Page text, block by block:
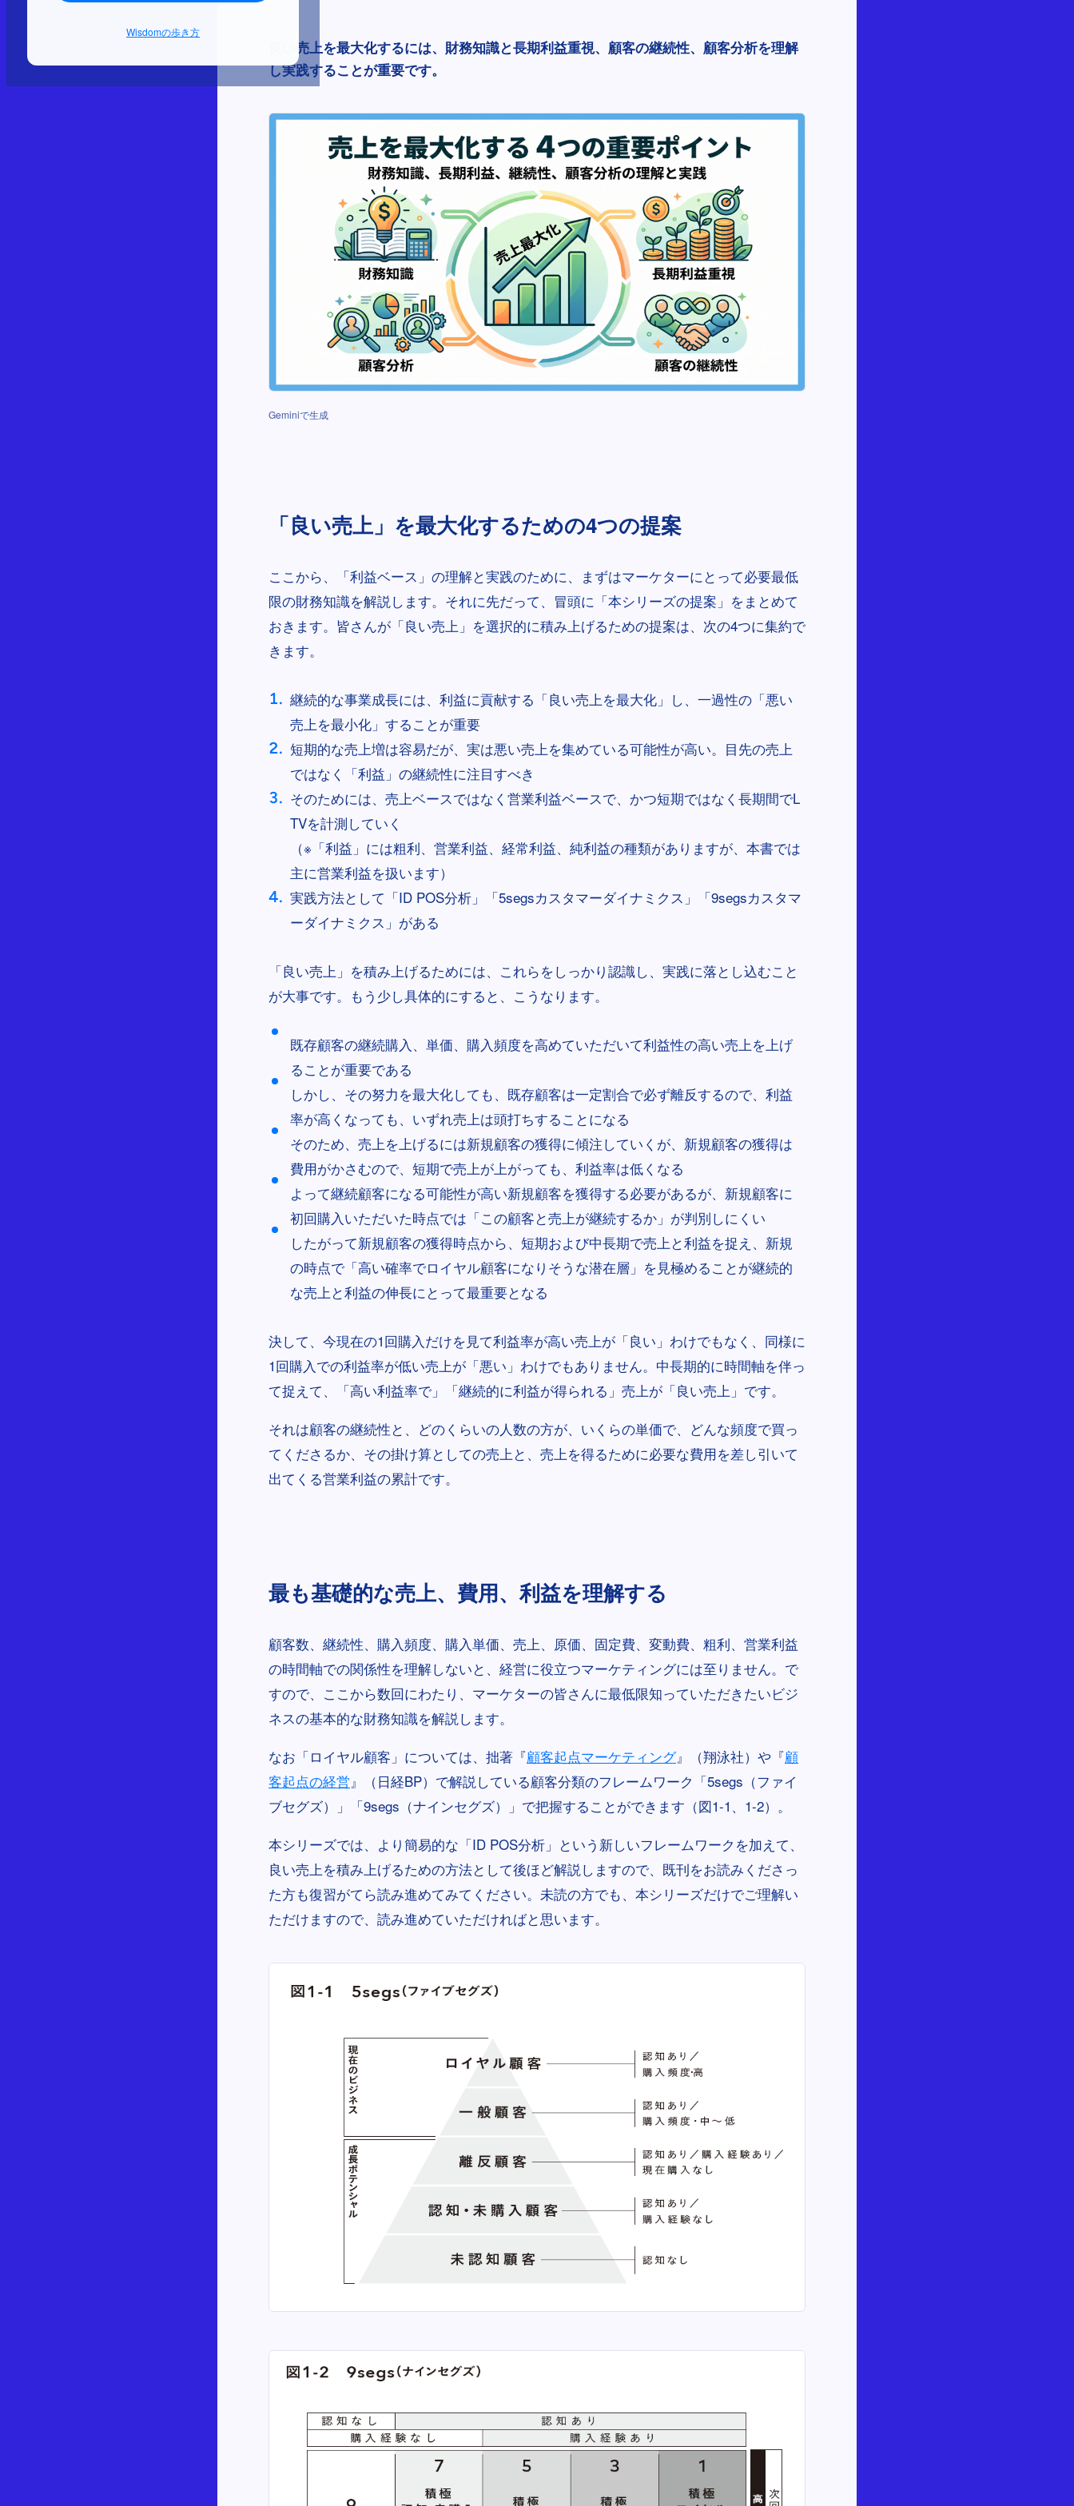
Wisdomの歩き方
良い売上を最大化するには、財務知識と長期利益重視、顧客の継続性、顧客分析を理解
し実践することが重要です。
Geminiで生成
「良い売上」を最大化するための4つの提案
ここから、「利益ベース」の理解と実践のために、まずはマーケターにとって必要最低
限の財務知識を解説します。それに先だって、冒頭に「本シリーズの提案」をまとめて
おきます。皆さんが「良い売上」を選択的に積み上げるための提案は、次の4つに集約で
きます。
継続的な事業成長には、利益に貢献する「良い売上を最大化」し、一過性の「悪い
売上を最小化」することが重要
短期的な売上増は容易だが、実は悪い売上を集めている可能性が高い。目先の売上
ではなく「利益」の継続性に注目すべき
そのためには、売上ベースではなく営業利益ベースで、かつ短期ではなく長期間でL
TVを計測していく
（※「利益」には粗利、営業利益、経常利益、純利益の種類がありますが、本書では
主に営業利益を扱います）
実践方法として「ID POS分析」「5segsカスタマーダイナミクス」「9segsカスタマ
ーダイナミクス」がある
「良い売上」を積み上げるためには、これらをしっかり認識し、実践に落とし込むこと
が大事です。もう少し具体的にすると、こうなります。
既存顧客の継続購入、単価、購入頻度を高めていただいて利益性の高い売上を上げ
ることが重要である
しかし、その努力を最大化しても、既存顧客は一定割合で必ず離反するので、利益
率が高くなっても、いずれ売上は頭打ちすることになる
そのため、売上を上げるには新規顧客の獲得に傾注していくが、新規顧客の獲得は
費用がかさむので、短期で売上が上がっても、利益率は低くなる
よって継続顧客になる可能性が高い新規顧客を獲得する必要があるが、新規顧客に
初回購入いただいた時点では「この顧客と売上が継続するか」が判別しにくい
したがって新規顧客の獲得時点から、短期および中長期で売上と利益を捉え、新規
の時点で「高い確率でロイヤル顧客になりそうな潜在層」を見極めることが継続的
な売上と利益の伸長にとって最重要となる
決して、今現在の1回購入だけを見て利益率が高い売上が「良い」わけでもなく、同様に
1回購入での利益率が低い売上が「悪い」わけでもありません。中長期的に時間軸を伴っ
て捉えて、「高い利益率で」「継続的に利益が得られる」売上が「良い売上」です。
それは顧客の継続性と、どのくらいの人数の方が、いくらの単価で、どんな頻度で買っ
てくださるか、その掛け算としての売上と、売上を得るために必要な費用を差し引いて
出てくる営業利益の累計です。
最も基礎的な売上、費用、利益を理解する
顧客数、継続性、購入頻度、購入単価、売上、原価、固定費、変動費、粗利、営業利益
の時間軸での関係性を理解しないと、経営に役立つマーケティングには至りません。で
すので、ここから数回にわたり、マーケターの皆さんに最低限知っていただきたいビジ
ネスの基本的な財務知識を解説します。
なお「ロイヤル顧客」については、拙著『顧客起点マーケティング』（翔泳社）や『顧
客起点の経営』（日経BP）で解説している顧客分類のフレームワーク「5segs（ファイ
ブセグズ）」「9segs（ナインセグズ）」で把握することができます（図1-1、1-2）。
本シリーズでは、より簡易的な「ID POS分析」という新しいフレームワークを加えて、
良い売上を積み上げるための方法として後ほど解説しますので、既刊をお読みくださっ
た方も復習がてら読み進めてみてください。未読の方でも、本シリーズだけでご理解い
ただけますので、読み進めていただければと思います。